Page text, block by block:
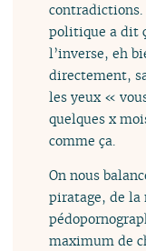
politique a dit
l’inverse, eh
directement,
les yeux «
quelques x
comme ça.
On nous
piratage, de la
maximum de